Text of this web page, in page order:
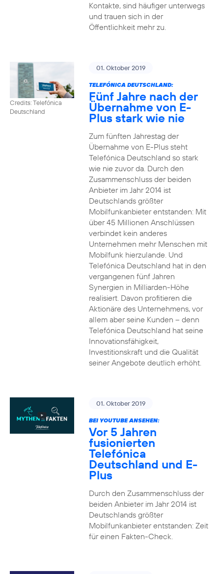
Kontakte, sind häufiger unterwegs
und trauen sich in der
Öffentlichkeit mehr zu.
Credits: Telefónica
Deutschland
01. Oktober 2019
TELEFÓNICA DEUTSCHLAND:
Fünf Jahre nach der
Übernahme von E-
Plus stark wie nie
Zum fünften Jahrestag der
Übernahme von E-Plus steht
Telefónica Deutschland so stark
wie nie zuvor da. Durch den
Zusammenschluss der beiden
Anbieter im Jahr 2014 ist
Deutschlands größter
Mobilfunkanbieter entstanden: Mit
über 45 Millionen Anschlüssen
verbindet kein anderes
Unternehmen mehr Menschen mit
Mobilfunk hierzulande. Und
Telefónica Deutschland hat in den
vergangenen fünf Jahren
Synergien in Milliarden-Höhe
realisiert. Davon profitieren die
Aktionäre des Unternehmens, vor
allem aber seine Kunden – denn
Telefónica Deutschland hat seine
Innovationsfähigkeit,
Investitionskraft und die Qualität
seiner Angebote deutlich erhöht.
01. Oktober 2019
BEI YOUTUBE ANSEHEN:
Vor 5 Jahren
fusionierten
Telefónica
Deutschland und E-
Plus
Durch den Zusammenschluss der
beiden Anbieter im Jahr 2014 ist
Deutschlands größter
Mobilfunkanbieter entstanden: Zeit
für einen Fakten-Check.